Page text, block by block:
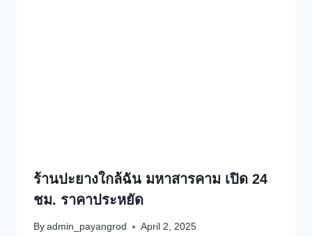
ร้านปะยางใกล้ฉัน มหาสารคาม เปิด 24
ชม. ราคาประหยัด
By admin_payangrod April 2, 2025